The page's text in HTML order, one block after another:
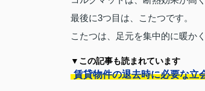
最後に3つ目は、こたつです。
こたつは、足元を集中的に暖か
▼この記事も読まれています
賃貸物件の退去時に必要な立